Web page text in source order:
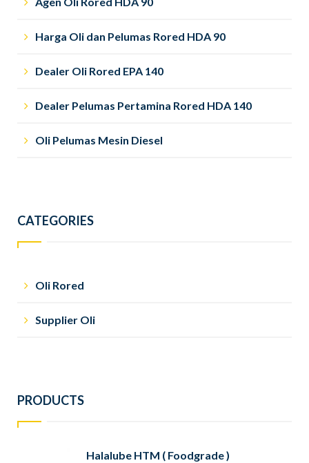
Harga Oli dan Pelumas Rored HDA 90
Dealer Oli Rored EPA 140
Dealer Pelumas Pertamina Rored HDA 140
Oli Pelumas Mesin Diesel
CATEGORIES
Oli Rored
Supplier Oli
PRODUCTS
Halalube HTM ( Foodgrade )